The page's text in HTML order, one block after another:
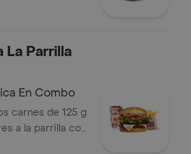
Corral,
La Parrilla
En Combo
carnes de 125 g
a la parrilla con
lechuga,